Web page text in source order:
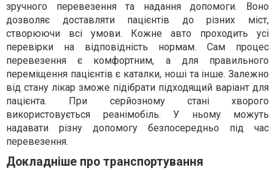
зручного перевезення та надання допомоги. Воно
дозволяє доставляти пацієнтів до різних міст,
створюючи всі умови. Кожне авто проходить усі
перевірки на відповідність нормам. Сам процес
перевезення є комфортним, а для правильного
переміщення пацієнтів є каталки, ноші та інше. Залежно
від стану лікар зможе підібрати підходящий варіант для
пацієнта. При серйозному стані хворого
використовується реанімобіль. У ньому можуть
надавати різну допомогу безпосередньо під час
перевезення.
Докладніше про транспортування